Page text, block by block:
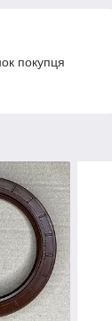
покупця